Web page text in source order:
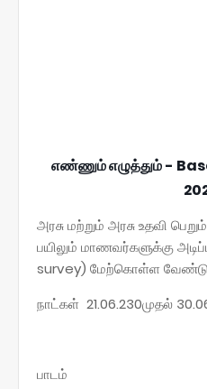
எண்ணும் எழுத்தும் -
அரசு மற்றும் அரசு உதவி
பயிலும் மாணவர்களுக்கு
survey) மேற்கொள்ள
நாட்கள் 21.06.230முதல்
பாடம்